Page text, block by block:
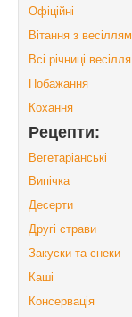
Офіційні
Вітання з весіллям
Всі річниці весілля
Побажання
Кохання
Рецепти:
Вегетаріанські
Випічка
Десерти
Другі страви
Закуски та снеки
Каші
Консервація